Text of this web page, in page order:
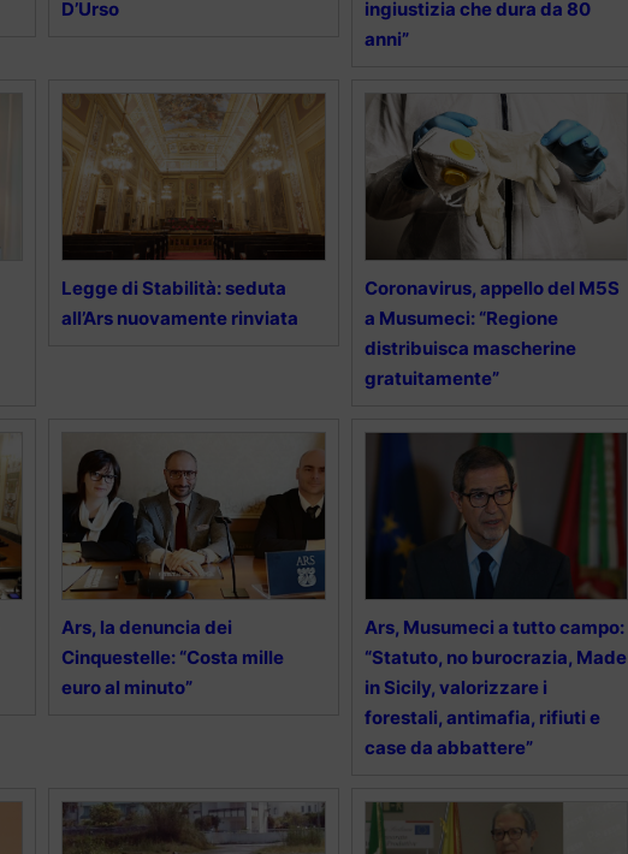
D’Urso
ingiustizia che dura da 80
anni”
Legge di Stabilità: seduta
all’Ars nuovamente rinviata
Coronavirus, appello del M5S
a Musumeci: “Regione
distribuisca mascherine
gratuitamente”
Ars, la denuncia dei
Cinquestelle: “Costa mille
euro al minuto”
Ars, Musumeci a tutto campo:
“Statuto, no burocrazia, Made
in Sicily, valorizzare i
forestali, antimafia, rifiuti e
case da abbattere”